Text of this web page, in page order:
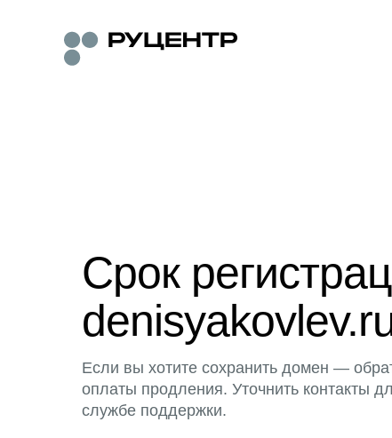
Срок
Если вы хотите сохранить домен —
оплаты продления. Уточнить контакты
службе поддержки.